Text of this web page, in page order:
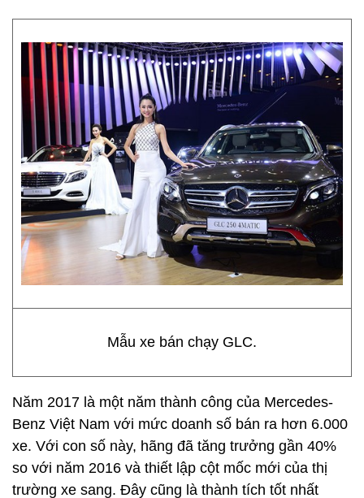
Mẫu xe bán chạy GLC.
Năm 2017 là một năm thành công của Mercedes-
Benz Việt Nam với mức doanh số bán ra hơn 6.000
xe. Với con số này, hãng đã tăng trưởng gần 40%
so với năm 2016 và thiết lập cột mốc mới của thị
trường xe sang. Đây cũng là thành tích tốt nhất